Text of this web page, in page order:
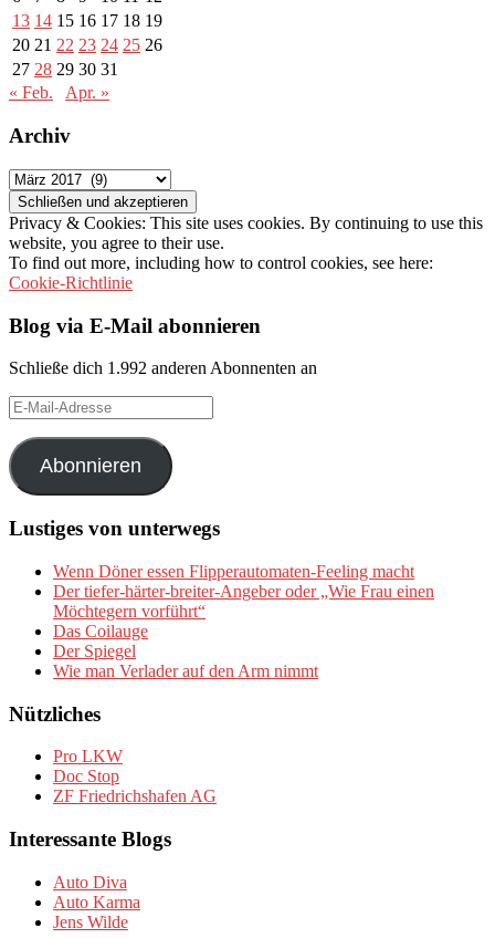
13 14 15 16 17 18 19
20 21 22 23 24 25 26
27 28 29 30 31
« Feb.
Apr. »
Archiv
Archiv
Privacy & Cookies: This site uses cookies. By continuing to use this
website, you agree to their use.
To find out more, including how to control cookies, see here:
Cookie-Richtlinie
Blog via E-Mail abonnieren
Schließe dich 1.992 anderen Abonnenten an
E-
Mail-
Adresse
Abonnieren
Lustiges von unterwegs
Wenn Döner essen Flipperautomaten-Feeling macht
Der tiefer-härter-breiter-Angeber oder „Wie Frau einen
Möchtegern vorführt“
Das Coilauge
Der Spiegel
Wie man Verlader auf den Arm nimmt
Nützliches
Pro LKW
Doc Stop
ZF Friedrichshafen AG
Interessante Blogs
Auto Diva
Auto Karma
Jens Wilde